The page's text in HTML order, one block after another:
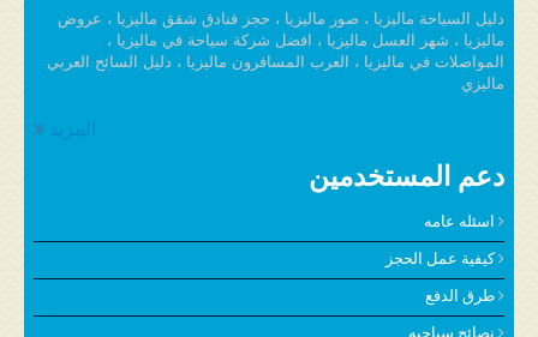
دليل السياحة ماليزيا ، صور ماليزيا ، حجز فنادق شقق ماليزيا ، عروض
ماليزيا ، شهر العسل ماليزيا ، افضل شركة سياحة في ماليزيا ،
المواصلات في ماليزيا ، العرب المسافرون ماليزيا ، دليل السائح العربي
ماليزي
المزيد
دعم المستخدمين
اسئله عامه
كيفية عمل الحجز
طرق الدفع